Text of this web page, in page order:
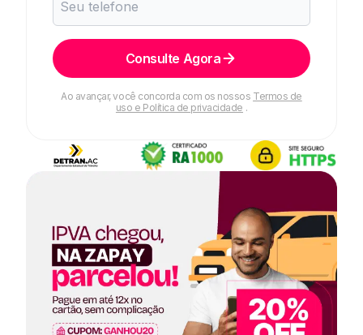
Consulte Agora
Ao avançar, você concorda com os nossos Termos de
uso e Política de privacidade .